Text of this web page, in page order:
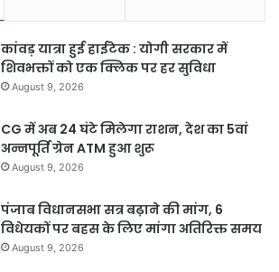
कांवड़ यात्रा हुई हाईटेक : योगी सरकार में
शिवभक्तों को एक क्लिक पर हर सुविधा
August 9, 2026
CG में अब 24 घंटे मिलेगा राशन, देश का 5वां
अन्नपूर्ति ग्रेन ATM हुआ शुरू
August 9, 2026
पंजाब विधानसभा सत्र बढ़ाने की मांग, 6
विधेयकों पर बहस के लिए मांगा अतिरिक्त समय
August 9, 2026